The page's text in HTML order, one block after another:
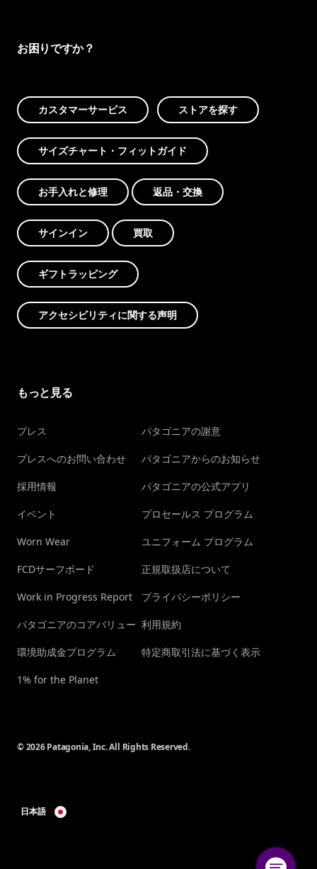
お困りですか？
カスタマーサービス ストアを探す
サイズチャート・フィットガイド
お手入れと修理 返品・交換
サインイン 買取
ギフトラッピング
アクセシビリティに関する声明
もっと見る
プレス
プレスへのお問い合わせ
採用情報
イベント
Worn Wear
FCDサーフボード
Work in Progress Report
パタゴニアのコアバリュー
環境助成金プログラム
1% for the Planet
パタゴニアの謝意
パタゴニアからのお知らせ
パタゴニアの公式アプリ
プロセールス プログラム
ユニフォーム プログラム
正規取扱店について
プライバシーポリシー
利用規約
特定商取引法に基づく表示
© 2026 Patagonia, Inc. All Rights Reserved.
日本語